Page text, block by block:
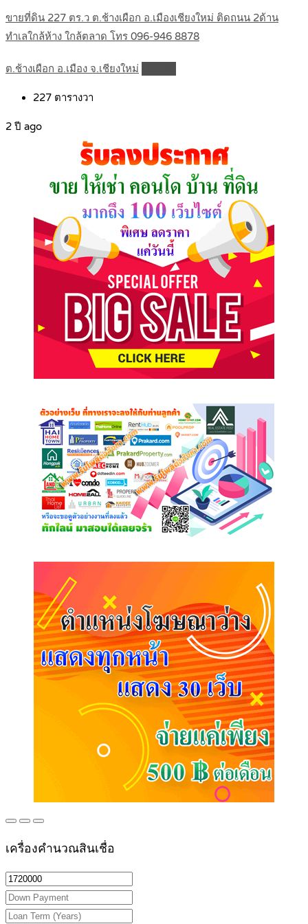
ขายที่ดิน 227 ตร.ว ต.ช้างเผือก อ.เมืองเชียงใหม่ ติดถนน 2ด้าน
ทำเลใกล้ห้าง ใกล้ตลาด โทร 096-946 8878
ต.ช้างเผือก อ.เมือง จ.เชียงใหม่
227 ตารางวา
2 ปี ago
เครื่องคำนวณสินเชื่อ